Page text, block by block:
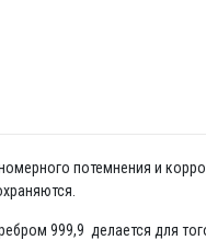
потемнения и
999,9 делается для